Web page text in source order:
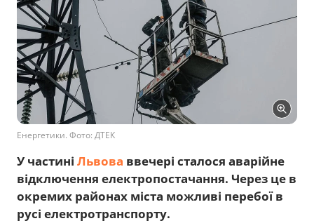
Енергетики. Фото: ДТЕК
У частині Львова ввечері сталося аварійне
відключення електропостачання. Через це в
окремих районах міста можливі перебої в
русі електротранспорту.